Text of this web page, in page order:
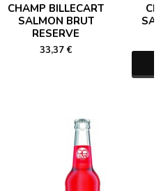
CHAMP BILLECART
SALMON BRUT
RESERVE
33,37 €